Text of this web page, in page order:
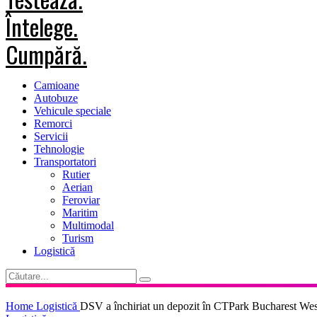
Camioane
Autobuze
Vehicule speciale
Remorci
Servicii
Tehnologie
Transportatori
Rutier
Aerian
Feroviar
Maritim
Multimodal
Turism
Logistică
Home Logistică DSV a închiriat un depozit în CTPark Bucharest